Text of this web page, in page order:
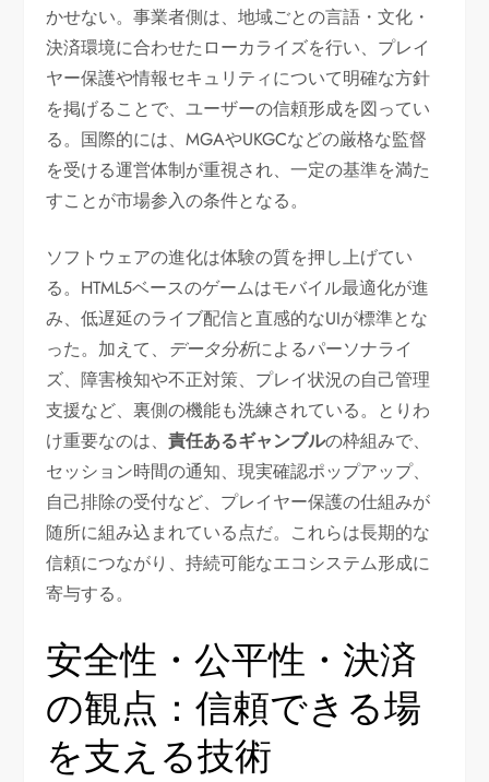
かせない。事業者側は、地域ごとの言語・文化・
決済環境に合わせたローカライズを行い、プレイ
ヤー保護や情報セキュリティについて明確な方針
を掲げることで、ユーザーの信頼形成を図ってい
る。国際的には、MGAやUKGCなどの厳格な監督
を受ける運営体制が重視され、一定の基準を満た
すことが市場参入の条件となる。
ソフトウェアの進化は体験の質を押し上げてい
る。HTML5ベースのゲームはモバイル最適化が進
み、低遅延のライブ配信と直感的なUIが標準とな
った。加えて、 データ分析によるパーソナライ
ズ、障害検知や不正対策、プレイ状況の自己管理
支援など、裏側の機能も洗練されている。とりわ
け重要なのは、責任あるギャンブルの枠組みで、
セッション時間の通知、現実確認ポップアップ、
自己排除の受付など、プレイヤー保護の仕組みが
随所に組み込まれている点だ。これらは長期的な
信頼につながり、持続可能なエコシステム形成に
寄与する。
安全性・公平性・決済
の観点：信頼できる場
を支える技術